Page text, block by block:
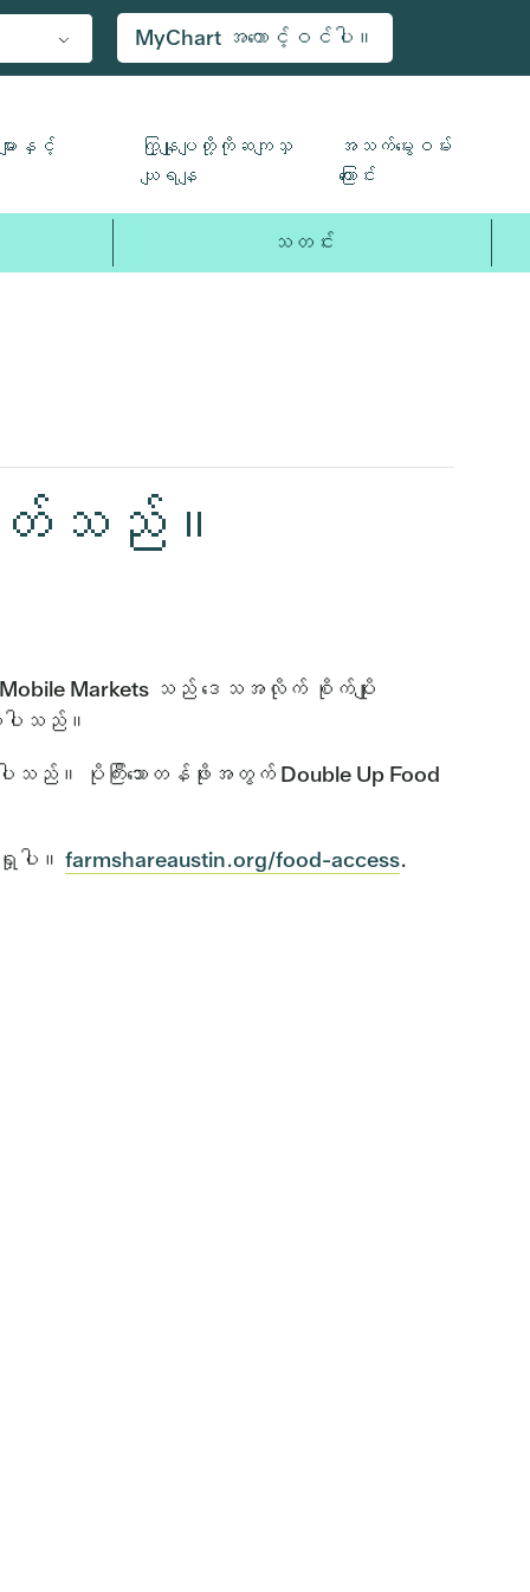
MyChart အကောင့်ဝင်ပါ။
ားနှင့်
ကြှနျုပျတို့ကိုဆကျသှ
ယျရနျ
အသက်မွေးဝမ်း
ကြောင်း
သတင်း
တ်သည်။
Mobile Markets သည် ဒေသအလိုက် စိုက်ပျိုး
ပါသည်။
။ ပိုကြီးသောတန်ဖိုးအတွက် Double Up Food
ပါ။ farmshareaustin.org/food-access.